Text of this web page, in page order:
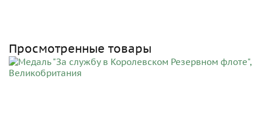
Просмотренные товары